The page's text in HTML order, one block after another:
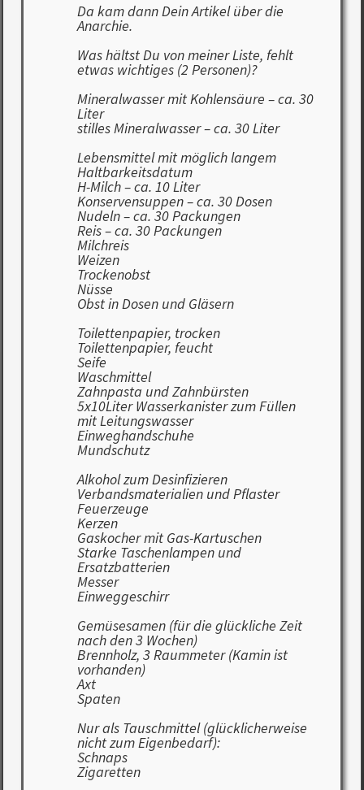
Da kam dann Dein Artikel über die
Anarchie.
Was hältst Du von meiner Liste, fehlt
etwas wichtiges (2 Personen)?
Mineralwasser mit Kohlensäure – ca. 30
Liter
stilles Mineralwasser – ca. 30 Liter
Lebensmittel mit möglich langem
Haltbarkeitsdatum
H-Milch – ca. 10 Liter
Konservensuppen – ca. 30 Dosen
Nudeln – ca. 30 Packungen
Reis – ca. 30 Packungen
Milchreis
Weizen
Trockenobst
Nüsse
Obst in Dosen und Gläsern
Toilettenpapier, trocken
Toilettenpapier, feucht
Seife
Waschmittel
Zahnpasta und Zahnbürsten
5x10Liter Wasserkanister zum Füllen
mit Leitungswasser
Einweghandschuhe
Mundschutz
Alkohol zum Desinfizieren
Verbandsmaterialien und Pflaster
Feuerzeuge
Kerzen
Gaskocher mit Gas-Kartuschen
Starke Taschenlampen und
Ersatzbatterien
Messer
Einweggeschirr
Gemüsesamen (für die glückliche Zeit
nach den 3 Wochen)
Brennholz, 3 Raummeter (Kamin ist
vorhanden)
Axt
Spaten
Nur als Tauschmittel (glücklicherweise
nicht zum Eigenbedarf):
Schnaps
Zigaretten